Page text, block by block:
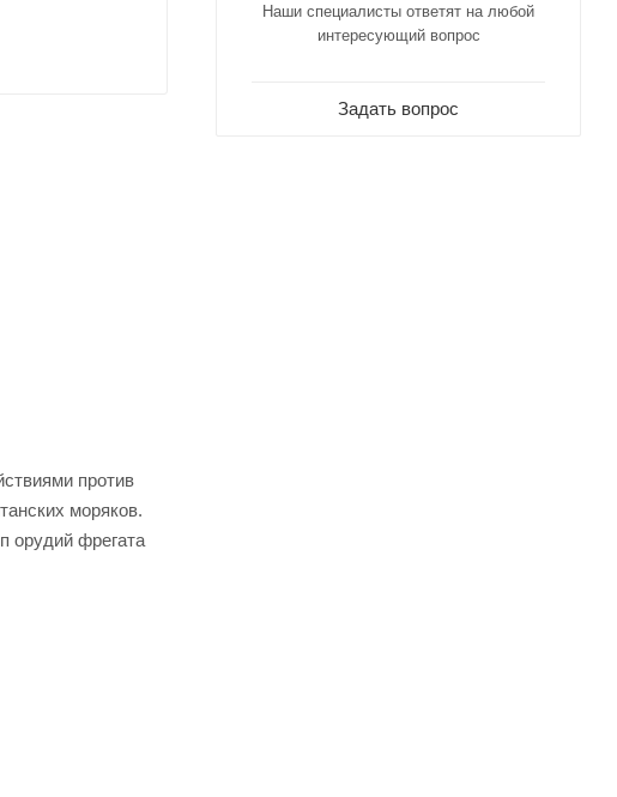
против
моряков.
орудий фрегата
Наши специалисты ответят на любой
интересующий вопрос
Задать вопрос